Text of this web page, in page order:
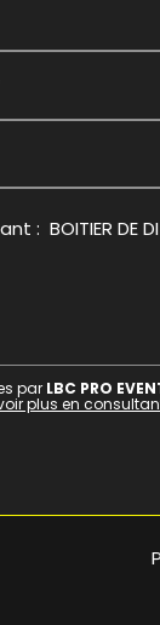
par LBC PRO
plus en